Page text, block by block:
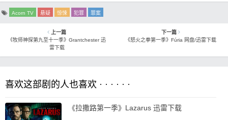
Acorn TV 悬疑 惊悚 犯罪 罪案
上一篇
《牧师神探第九至十一季》Grantchester 迅
雷下载
下一篇
《怒火之拳第一季》Fúria 网盘/迅雷下载
喜欢这部剧的人也喜欢 · · · · · ·
《拉撒路第一季》Lazarus 迅雷下载